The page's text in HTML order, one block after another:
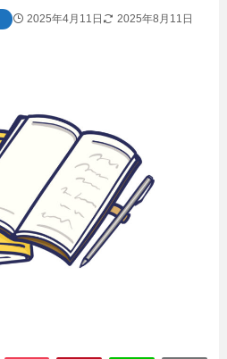
2025年4月11日 2025年8月11日